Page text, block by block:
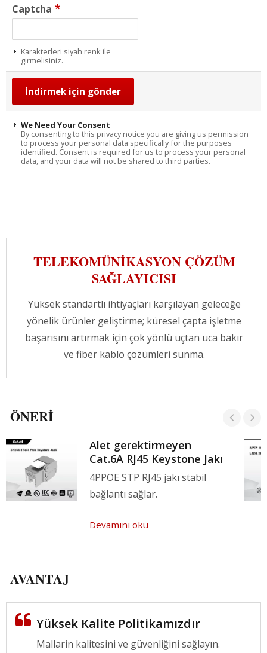
Captcha *
Karakterleri siyah renk ile
girmelisiniz.
We Need Your Consent
By consenting to this privacy notice you are giving us permission
to process your personal data specifically for the purposes
identified. Consent is required for us to process your personal
data, and your data will not be shared to third parties.
TELEKOMÜNIKASYON ÇÖZÜM
SAĞLAYICISI
Yüksek standartlı ihtiyaçları karşılayan geleceğe
yönelik ürünler geliştirme; küresel çapta işletme
başarısını artırmak için çok yönlü uçtan uca bakır
ve fiber kablo çözümleri sunma.
ÖNERI
Alet gerektirmeyen
Cat.6A RJ45 Keystone Jakı
4PPOE STP RJ45 jakı stabil
bağlantı sağlar.
Devamını oku
AVANTAJ
Yüksek Kalite Politikamızdır
Mallarin kalitesini ve güvenliğini sağlayın.